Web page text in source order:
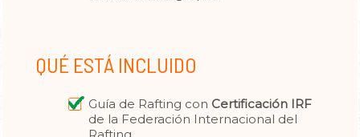
QUÉ ESTÁ INCLUIDO
Guía de Rafting con Certificación IRF
de la Federación Internacional del
Rafting.